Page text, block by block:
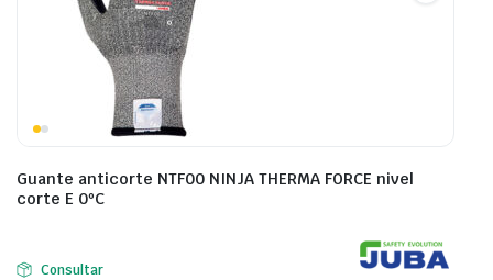
Guante anticorte NTF00 NINJA THERMA FORCE nivel
corte E 0ºC
Consultar